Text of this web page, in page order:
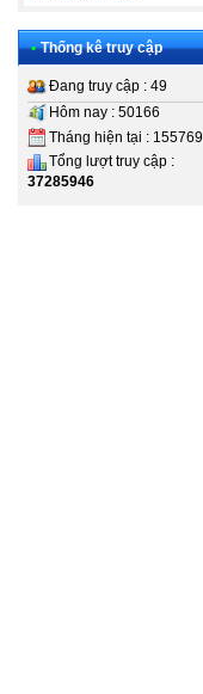
• Thống kê truy cập
Đang truy cập : 49
Hôm nay : 50166
Tháng hiện tại : 155769
Tổng lượt truy cập :
37285946